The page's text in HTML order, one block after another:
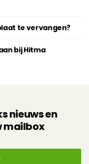
te vervangen?
bij Hitma
nieuws en
mailbox